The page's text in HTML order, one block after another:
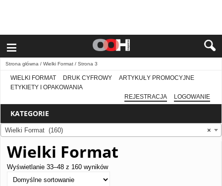
≡
Strona główna / Wielki Format / Strona 3
WIELKI FORMAT DRUK CYFROWY
ARTYKUŁY PROMOCYJNE
ETYKIETY I OPAKOWANIA
REJESTRACJA
LOGOWANIE
KATEGORIE
×
Wielki Format (160)
Wielki Format
Wyświetlanie 33–48 z 160 wyników